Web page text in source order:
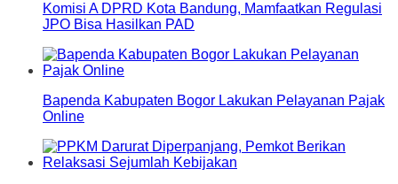
Komisi A DPRD Kota Bandung, Mamfaatkan Regulasi
JPO Bisa Hasilkan PAD
Bapenda Kabupaten Bogor Lakukan Pelayanan Pajak
Online